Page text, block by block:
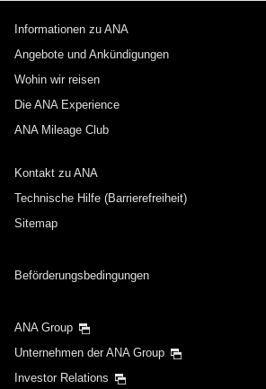
Informationen zu ANA
Angebote und Ankündigungen
Wohin wir reisen
Die ANA Experience
ANA Mileage Club
Kontakt zu ANA
Technische Hilfe (Barrierefreiheit)
Sitemap
Beförderungsbedingungen
ANA Group
Unternehmen der ANA Group
Investor Relations